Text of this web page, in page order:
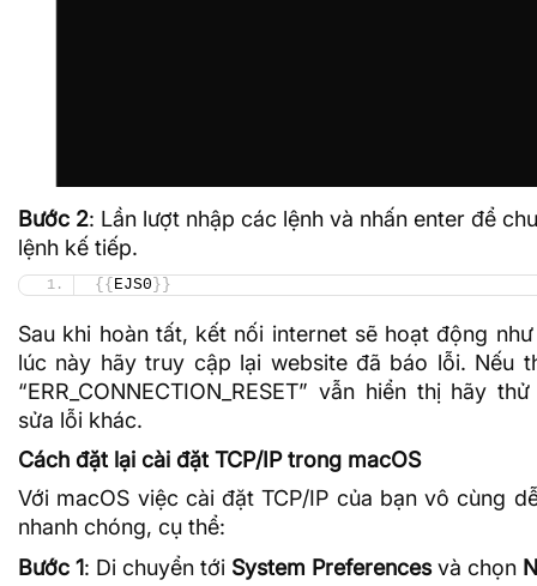
Bước 2: Lần lượt nhập các lệnh và nhấn enter để
lệnh kế tiếp.
{{ EJS0 }}
Sau khi hoàn tất, kết nối internet sẽ hoạt động
lúc này hãy truy cập lại website đã báo lỗi. Nếu
“ERR_CONNECTION_RESET” vẫn hiển thị hãy
sửa lỗi khác.
Cách đặt lại cài đặt TCP/IP trong macOS
Với macOS việc cài đặt TCP/IP của bạn vô cùng
nhanh chóng, cụ thể:
Bước 1: Di chuyển tới System Preferencesvà chọn